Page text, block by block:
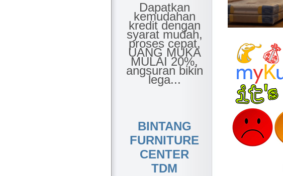
Dapatkan
kemudahan
kredit dengan
syarat mudah,
proses cepat,
UANG MUKA
MULAI 20%,
angsuran bikin
lega...
BINTANG
FURNITURE
CENTER
TDM